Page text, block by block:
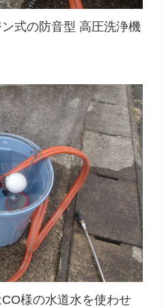
式の防音型 高圧洗浄機
様の水道水を使わせ